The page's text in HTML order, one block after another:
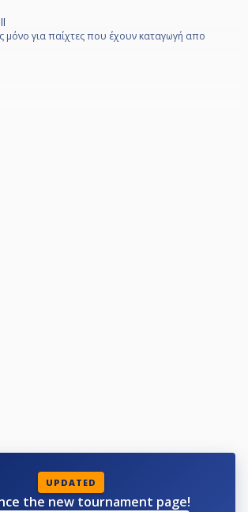
μόνο για παίχτες που έχουν καταγωγή απο
UPDATED
the new tournament page!